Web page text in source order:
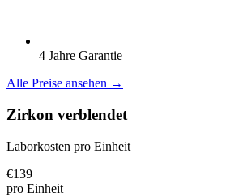
4 Jahre Garantie
Alle Preise ansehen →
Zirkon verblendet
Laborkosten pro Einheit
€139
pro Einheit